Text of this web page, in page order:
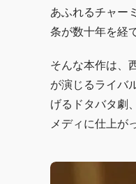
あふれるチャー
条が数十年を経
そんな本作は、
が演じるライバ
げるドタバタ劇
メディに仕上が